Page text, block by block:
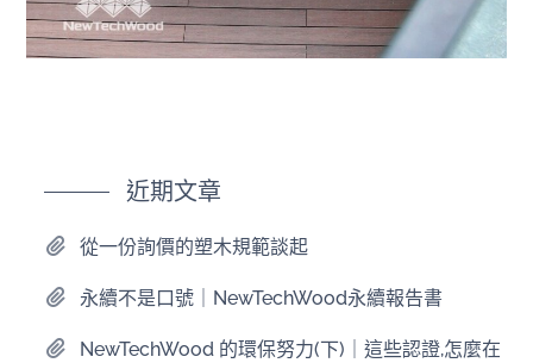
近期文章
從一份詢價的塑木規範談起
永續不是口號｜NewTechWood永續報告書
NewTechWood 的環保努力(下)｜這些認證,怎麼在